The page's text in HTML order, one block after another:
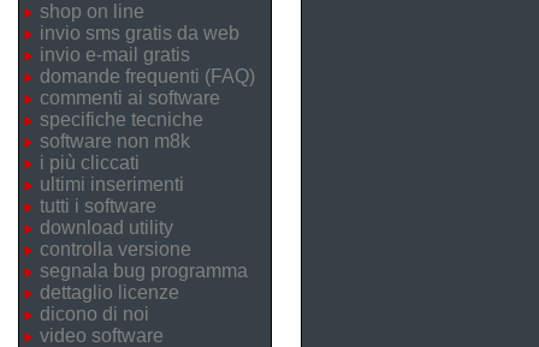
shop on line
invio sms gratis da web
invio e-mail gratis
domande frequenti (FAQ)
commenti ai software
specifiche tecniche
software non m8k
i più cliccati
ultimi inserimenti
tutti i software
download utility
controlla versione
segnala bug programma
dettaglio licenze
dicono di noi
video software